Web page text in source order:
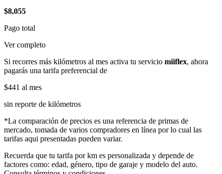
$8,055
Pago total
Ver completo
Si recorres más kilómetros al mes activa tu servicio miiflex, ahora
pagarás una tarifa preferencial de
$441 al mes
sin reporte de kilómetros
*La comparación de precios es una referencia de primas de
mercado, tomada de varios compradores en línea por lo cual las
tarifas aqui presentadas pueden variar.
Recuerda que tu tarifa por km es personalizada y depende de
factores como: edad, género, tipo de garaje y modelo del auto.